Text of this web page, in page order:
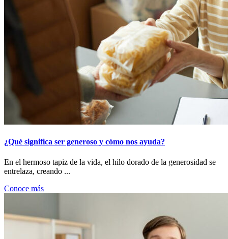
¿Qué significa ser generoso y cómo nos ayuda?
En el hermoso tapiz de la vida, el hilo dorado de la generosidad se
entrelaza, creando ...
Conoce más